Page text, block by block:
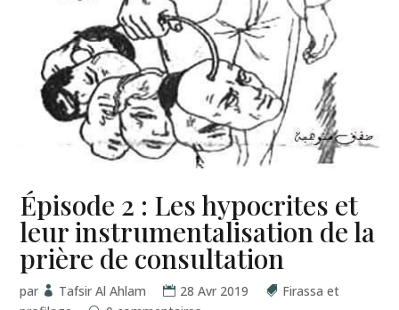
Épisode 2 : Les hypocrites et
leur instrumentalisation de la
prière de consultation
par Tafsir Al Ahlam 28 Avr 2019
Firassa et